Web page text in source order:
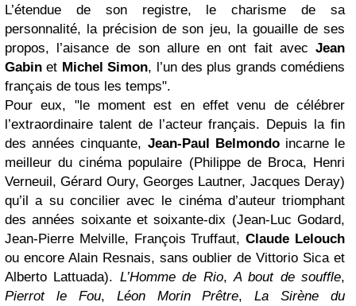
L’étendue de son registre, le charisme de sa
personnalité, la précision de son jeu, la gouaille de ses
propos, l’aisance de son allure en ont fait avec Jean
Gabin et Michel Simon, l’un des plus grands comédiens
français de tous les temps".
Pour eux, "le moment est en effet venu de célébrer
l’extraordinaire talent de l’acteur français. Depuis la fin
des années cinquante, Jean-Paul Belmondoincarne le
meilleur du cinéma populaire (Philippe de Broca, Henri
Verneuil, Gérard Oury, Georges Lautner, Jacques Deray)
qu’il a su concilier avec le cinéma d’auteur triomphant
des années soixante et soixante-dix (Jean-Luc Godard,
Jean-Pierre Melville, François Truffaut,Claude Lelouch
ou encore Alain Resnais, sans oublier de Vittorio Sica et
Alberto Lattuada). L’Homme de Rio, A bout de souffle,
Pierrot le Fou, Léon Morin Prêtre,La Sirène du